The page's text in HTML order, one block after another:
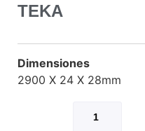
TEKA
Dimensiones
2900 X 24 X 28mm